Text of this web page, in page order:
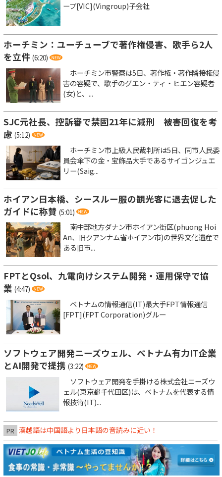
ープ[VIC](Vingroup)子会社
ホーチミン：ユーチューブで著作権侵害、歌手ら2人
を立件 (6:20)
ホーチミン市警察は5日、著作権・著作隣接権侵
害の容疑で、歌手のグエン・ティ・ヒエン容疑者
(女)と、...
SJC元社長、控訴審で禁固21年に減刑 被害回復を考
慮 (5:12)
ホーチミン市上級人民裁判所は5日、同市人民委
員会傘下の金・宝飾品大手であるサイゴンジュエ
リー(Saig...
ホイアン日本橋、シースルー服の観光客に退去促した
ガイドに称賛 (5:01)
南中部地方ダナン市ホイアン街区(phuong Hoi
An、旧クアンナム省ホイアン市)の世界文化遺産で
ある旧市...
FPTとQsol、九電向けシステム開発・運用保守で協
業 (4:47)
ベトナムの情報通信(IT)最大手FPT情報通信
[FPT](FPT Corporation)グルー
ソフトウェア開発ニーズウェル、ベトナム有力IT企業
とAI開発で提携 (3:22)
ソフトウェア開発を手掛ける株式会社ニーズウ
ェル(東京都千代田区)は、ベトナムを代表する情
報技術(IT)...
PR 漢越語は中国語より日本語の音読みに近い！